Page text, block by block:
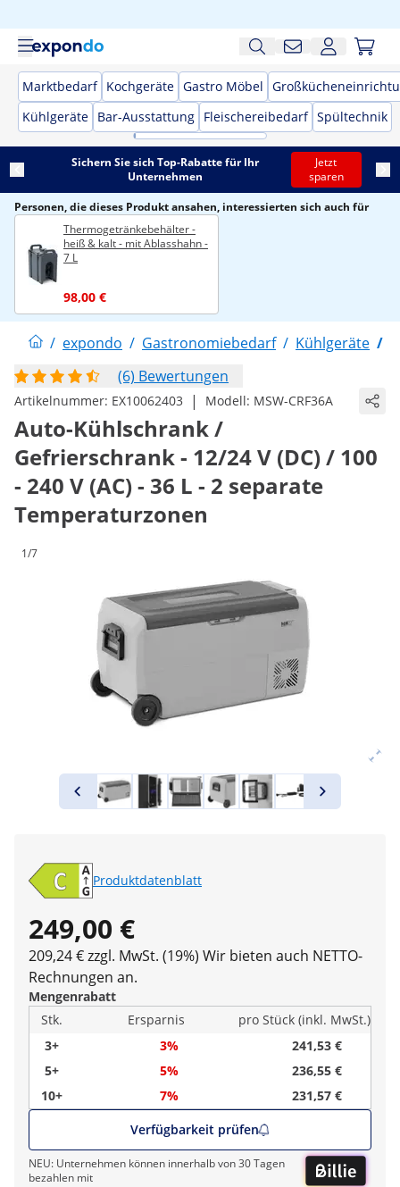
Marktbedarf Kochgeräte Gastro Möbel
Kühlgeräte Bar-Ausstattung Fleischereibedarf Spültechnik
Sichern Sie sich Top-Rabatte für Ihr
Unternehmen
Jetzt
sparen
Personen, die dieses Produkt ansahen, interessierten sich auch für
Thermogetränkebehälter -
heiß & kalt - mit Ablasshahn -
7 L
98,00 €
/ expondo / Gastronomiebedarf / Kühlgeräte /
(6) Bewertungen
Artikelnummer: EX10062403 | Modell: MSW-CRF36A
Auto-Kühlschrank /
Gefrierschrank - 12/24 V (DC) / 100
- 240 V (AC) - 36 L - 2 separate
Temperaturzonen
1/7
Produktdatenblatt
249,00 €
209,24 € zzgl. MwSt. (19%) Wir bieten auch NETTO-
Rechnungen an.
Mengenrabatt
Stk.
Ersparnis
pro Stück (inkl. MwSt.)
3+
3%
241,53 €
5+
5%
236,55 €
10+
7%
231,57 €
Verfügbarkeit prüfen
NEU: Unternehmen können innerhalb von 30 Tagen
bezahlen mit